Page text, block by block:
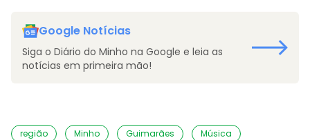
Google Notícias
Siga o Diário do Minho na Google e leia as
notícias em primeira mão!
região Minho Guimarães Música